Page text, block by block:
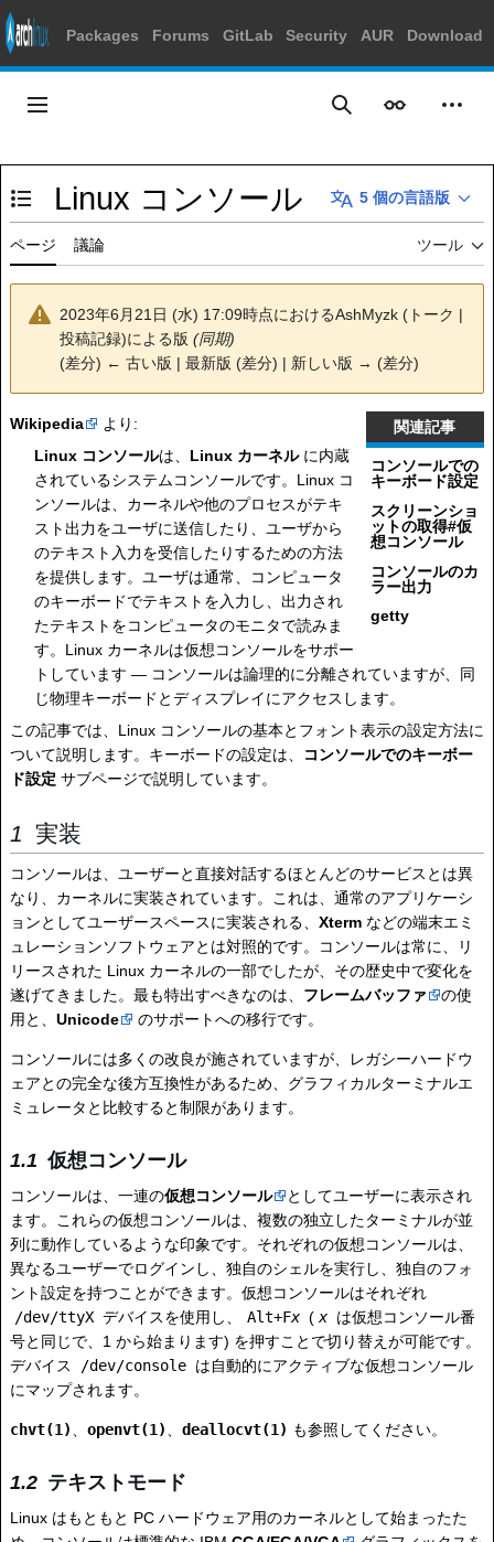
Packages Forums GitLab Security AUR Download
に
ス
キ
ッ
プ
メインメニュー 検索 表示 個人
目次の表示・非表示を切り替え
Linux コンソール 5 個の言語版
ページ 議論 ツール
2023年6月21日 (水) 17:09時点におけるAshMyzk ( トーク |
投稿記録)による版 (同期)
(差分) ← 古い版 | 最新版 (差分) | 新しい版 → (差分)
関連記事
コンソールでの
キーボード設定
スクリーンショ
ットの取得#仮
想コンソール
コンソールのカ
ラー出力
getty
Wikipedia
より:
Linux コンソールは、 Linux カーネルに内蔵
されているシステムコンソールです。Linux コ
ンソールは、カーネルや他のプロセスがテキ
スト出力をユーザに送信したり、ユーザから
のテキスト入力を受信したりするための方法
を提供します。ユーザは通常、コンピュータ
のキーボードでテキストを入力し、出力され
たテキストをコンピュータのモニタで読みま
す。Linux カーネルは仮想コンソールをサポー
トしています — コンソールは論理的に分離されていますが、同
じ物理キーボードとディスプレイにアクセスします。
この記事では、Linux コンソールの基本とフォント表示の設定方法に
ついて説明します。キーボードの設定は、
コンソールでのキーボー
ド設定 サブページで説明しています。
実装
コンソールは、ユーザーと直接対話するほとんどのサービスとは異
なり、カーネルに実装されています。これは、通常のアプリケーシ
ョンとしてユーザースペースに実装される、 Xterm などの端末エミ
ュレーションソフトウェアとは対照的です。コンソールは常に、リ
リースされた Linux カーネルの一部でしたが、その歴史中で変化を
遂げてきました。最も特出すべきなのは、 フレームバッファ
の使
用と、 Unicode のサポートへの移行です。
コンソールには多くの改良が施されていますが、レガシーハードウ
ェアとの完全な後方互換性があるため、グラフィカルターミナルエ
ミュレータと比較すると制限があります。
仮想コンソール
コンソールは、一連の仮想コンソール
としてユーザーに表示され
ます。これらの仮想コンソールは、複数の独立したターミナルが並
列に動作しているような印象です。それぞれの仮想コンソールは、
異なるユーザーでログインし、独自のシェルを実行し、独自のフォ
ント設定を持つことができます。仮想コンソールはそれぞれ
/dev/ttyX デバイスを使用し、 Alt+Fx ( x は仮想コンソール番
号と同じで、1 から始まります) を押すことで切り替えが可能です。
デバイス
/dev/console は自動的にアクティブな仮想コンソール
にマップされます。
chvt(1) openvt(1) deallocvt(1) も参照してください。
テキストモード
Linux はもともと PC ハードウェア用のカーネルとして始まったた